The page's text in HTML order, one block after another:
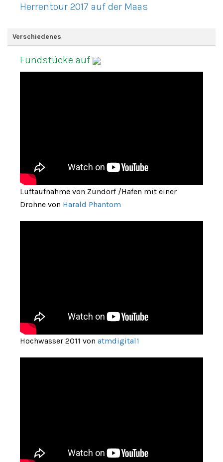
Herrentour 2017 auf der Maas
Verschiedenes
Fundstücke auf
Luftaufnahme von Zündorf /Hafen mit einer
Drohne von Harald Phantom
Hochwasser 2011 von atmdigital1